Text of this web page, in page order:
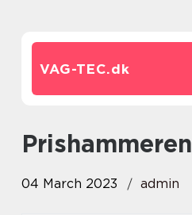
VAG-TEC.dk
prishammeren
04 March 2023 admin